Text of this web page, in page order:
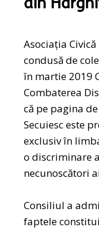
din
Asociația
condusă de
în martie 2019
Combaterea
că pe pagina
Secuiesc este
exclusiv în
o discriminare
necunoscători
Consiliul a
faptele